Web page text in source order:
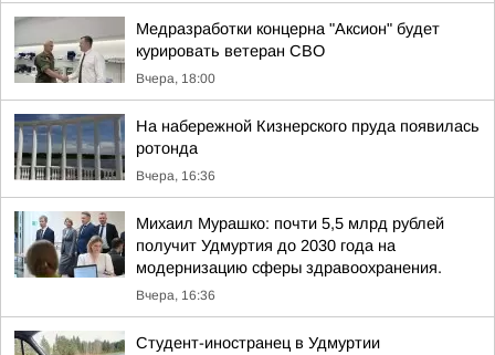
Медразработки концерна "Аксион" будет
курировать ветеран СВО
Вчера, 18:00
На набережной Кизнерского пруда появилась
ротонда
Вчера, 16:36
Михаил Мурашко: почти 5,5 млрд рублей
получит Удмуртия до 2030 года на
модернизацию сферы здравоохранения.
Вчера, 16:36
Студент-иностранец в Удмуртии